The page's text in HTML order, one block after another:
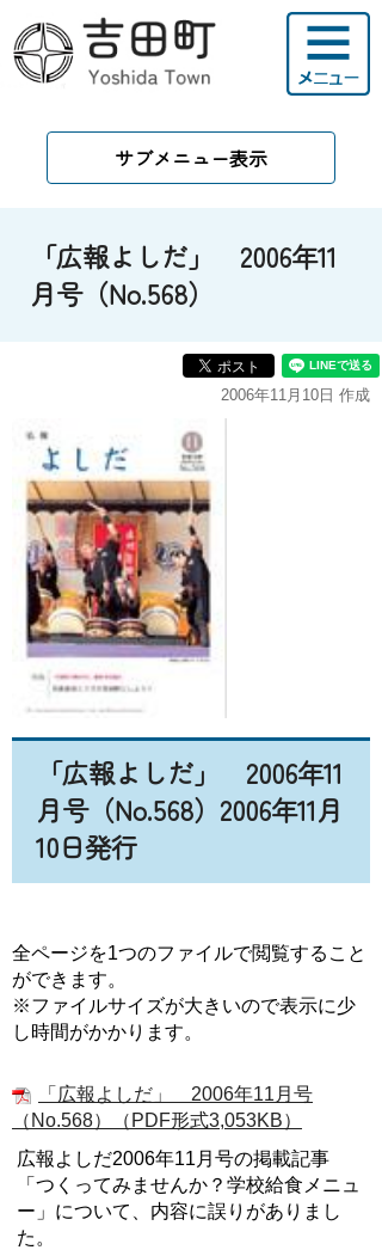
サブメニュー表示
「広報よしだ」 2006年11
月号（No.568）
2006年11月10日 作成
「広報よしだ」 2006年11
月号（No.568）2006年11月
10日発行
全ページを1つのファイルで閲覧すること
ができます。
※ファイルサイズが大きいので表示に少
し時間がかかります。
「広報よしだ」 2006年11月号
（No.568）（PDF形式3,053KB）
広報よしだ2006年11 月号の掲載記事
「つくってみませんか？学校給食メニュ
ー」について、内容に誤りがありまし
た。